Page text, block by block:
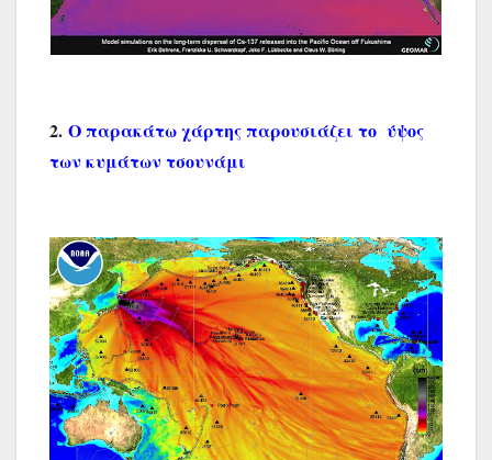
2. Ο παρακάτω χάρτης παρουσιάζει το ύψος
των κυμάτων τσουνάμι